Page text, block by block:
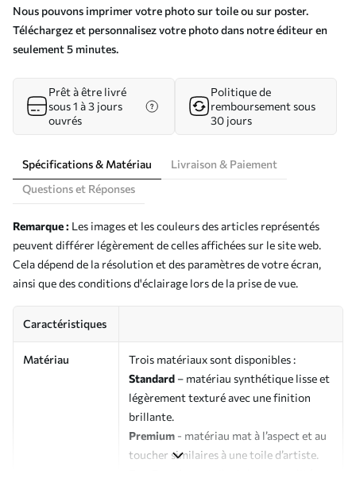
Nous pouvons imprimer votre photo sur toile ou sur poster.
Téléchargez et personnalisez votre photo dans notre éditeur en
seulement 5 minutes.
Prêt à être livré
sous 1 à 3 jours
ouvrés
Politique de
remboursement sous
30 jours
Spécifications & Matériau
Livraison & Paiement
Questions et Réponses
Remarque : Les images et les couleurs des articles représentés
peuvent différer légèrement de celles affichées sur le site web.
Cela dépend de la résolution et des paramètres de votre écran,
ainsi que des conditions d'éclairage lors de la prise de vue.
Caractéristiques
Matériau
Trois matériaux sont disponibles :
Standard – matériau synthétique lisse et
légèrement texturé avec une finition
brillante.
Premium - matériau mat à l’aspect et au
toucher similaires à une toile d’artiste.